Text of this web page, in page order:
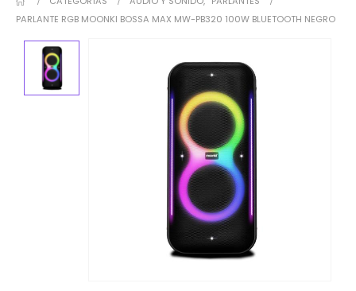
PARLANTE RGB MOONKI BOSSA MAX MW-PB320 100W BLUETOOTH NEGRO